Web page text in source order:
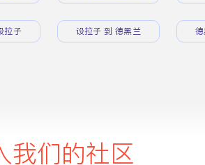
拉子 设拉子 到 德黑兰
我们的社区